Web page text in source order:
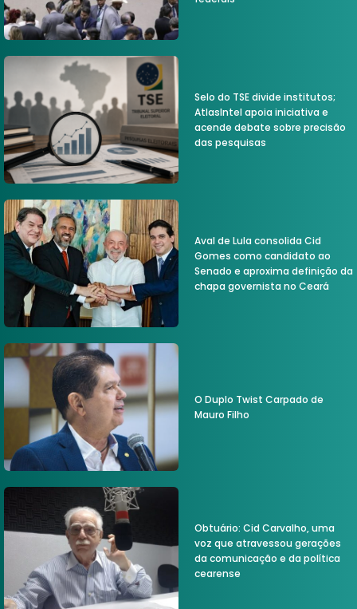
Selo do TSE divide institutos;
AtlasIntel apoia iniciativa e
acende debate sobre precisão
das pesquisas
Aval de Lula consolida Cid
Gomes como candidato ao
Senado e aproxima definição da
chapa governista no Ceará
O Duplo Twist Carpado de
Mauro Filho
Obtuário: Cid Carvalho, uma
voz que atravessou gerações
da comunicação e da política
cearense